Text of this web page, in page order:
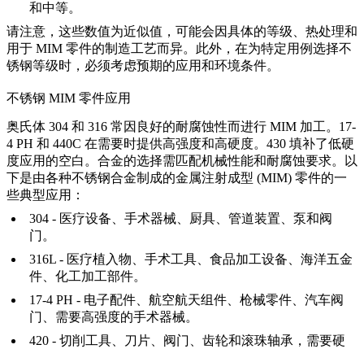
和中等。
请注意，这些数值为近似值，可能会因具体的等级、热处理和
用于 MIM 零件的制造工艺而异。此外，在为特定用例选择不
锈钢等级时，必须考虑预期的应用和环境条件。
不锈钢 MIM 零件应用
奥氏体 304 和 316 常因良好的耐腐蚀性而进行 MIM 加工。17-
4 PH 和 440C 在需要时提供高强度和高硬度。430 填补了低硬
度应用的空白。合金的选择需匹配机械性能和耐腐蚀要求。以
下是由各种不锈钢合金制成的金属注射成型 (MIM) 零件的一
些典型应用：
304 - 医疗设备、手术器械、厨具、管道装置、泵和阀
门。
316L - 医疗植入物、手术工具、食品加工设备、海洋五金
件、化工加工部件。
17-4 PH - 电子配件、航空航天组件、枪械零件、汽车阀
门、需要高强度的手术器械。
420 - 切削工具、刀片、阀门、齿轮和滚珠轴承，需要硬